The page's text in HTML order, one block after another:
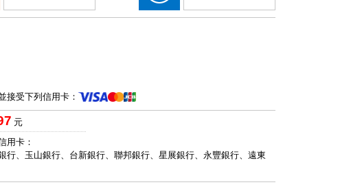
接受下列信用卡：
元
用卡：
行、玉山銀行、台新銀行、聯邦銀行、星展銀行、永豐銀行、遠東